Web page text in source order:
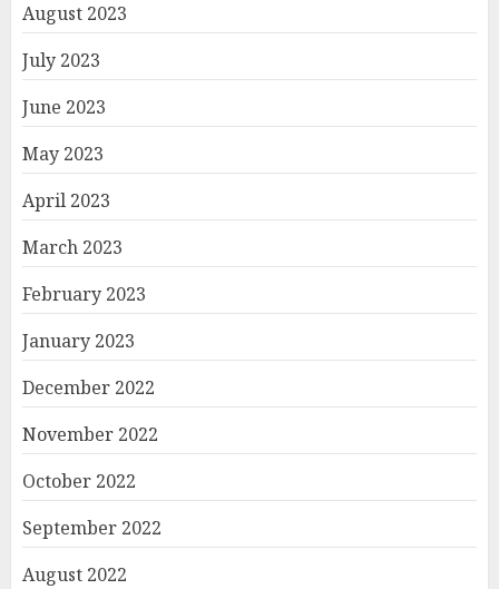
August 2023
July 2023
June 2023
May 2023
April 2023
March 2023
February 2023
January 2023
December 2022
November 2022
October 2022
September 2022
August 2022